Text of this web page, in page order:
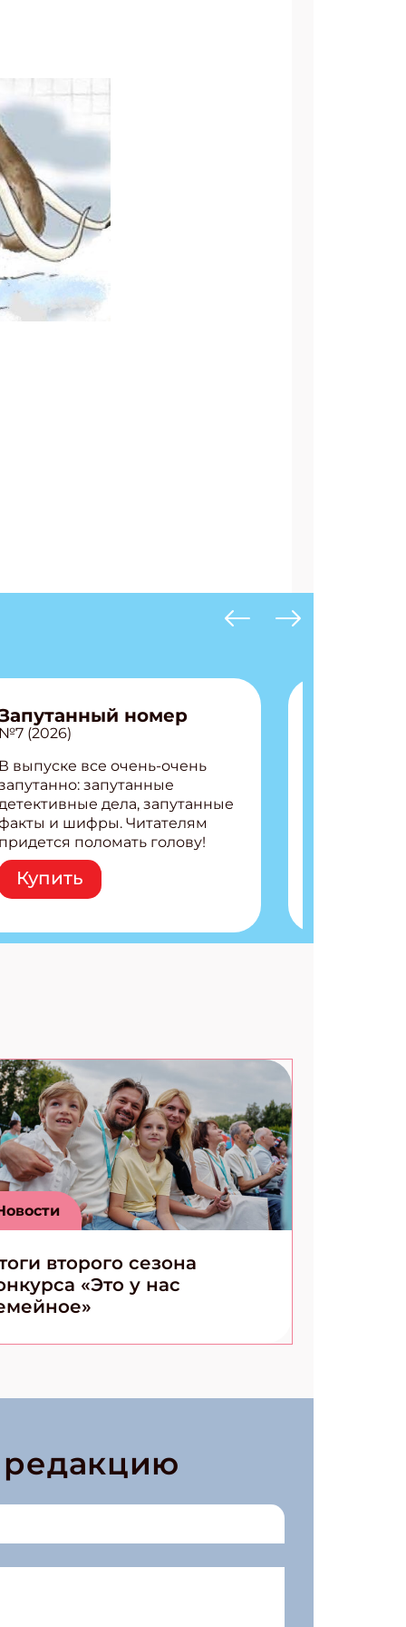
номер
(2026)
выпуске все очень-очень
запутанные
дела, запутанные
и шифры. Читателям
поломать голову!
Шифры и
Плетем
поделки
коды 3 комикса
Купить
второго сезона
«Это у нас
редакцию